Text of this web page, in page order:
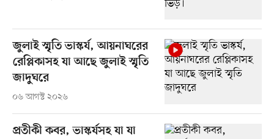
জুলাই স্মৃতি ভাস্কর্য, আয়নাঘরের
রেপ্লিকাসহ যা আছে জুলাই স্মৃতি
জাদুঘরে
০৬ আগস্ট ২০২৬
প্রতীকী কবর, ভাস্কর্যসহ যা যা